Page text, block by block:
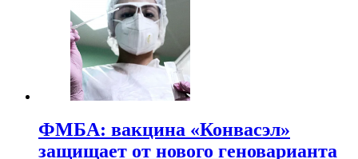
ФМБА: вакцина «Конвасэл»
защищает от нового геноварианта